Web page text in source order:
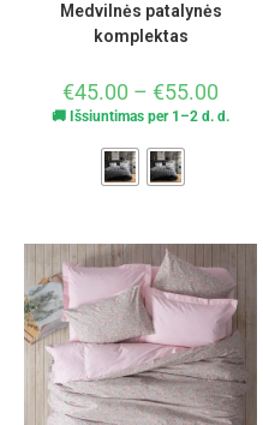
Medvilnės patalynės
komplektas
€45.00 – €55.00
🚚 Išsiuntimas per 1–2 d. d.